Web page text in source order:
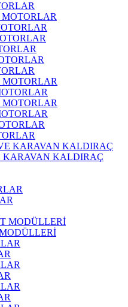
KARAVAN KALDIRAÇ